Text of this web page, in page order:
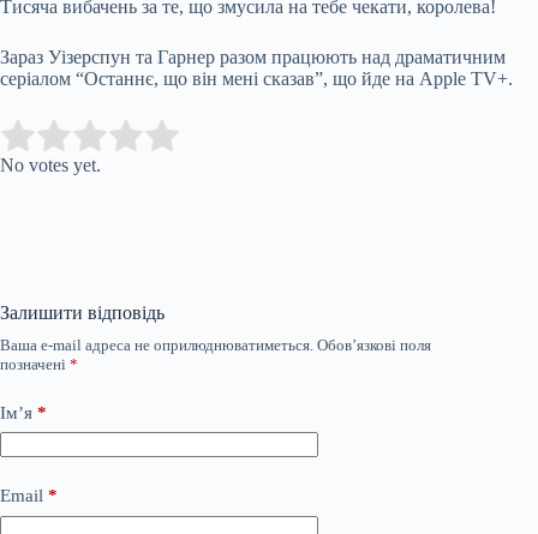
Тисяча вибачень за те, що змусила на тебе чекати, королева!
Зараз Уізерспун та Гарнер разом працюють над драматичним
серіалом “Останнє, що він мені сказав”, що йде на Apple TV+.
Rate this item:
No votes yet.
Залишити відповідь
Ваша e-mail адреса не оприлюднюватиметься. Обов’язкові поля
позначені *
Ім’я *
Email *